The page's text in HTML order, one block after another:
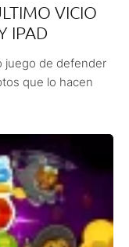
VICIO
IPAD
juego de defender
que lo hacen